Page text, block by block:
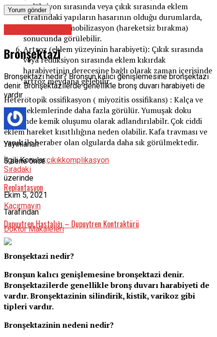
redüksiyon sırasında veya çıkık sırasında eklem
etrafındaki yapıların hasarının olduğu durumlarda,
uzun süre immobilizasyon (hareketsiz bırakma)
sonucunda görülebilir.
Artroz (eklem yüzeyinin harabiyeti): Çıkık sırasında
veya redüksiyon sırasında eklem kıkırdak
harabiyetinin derecesine bağlı olarak zaman içerisinde
artroz meydana gelebilir.
Heterotopik ossifikasyon ( miyozitis ossifikans) : Kalça ve
dirsek eklemlerinde daha fazla görülür. Yumuşak doku
içerisinde kemik oluşumu olarak adlandırılabilr. Çok ciddi
eklem hareket kısıtlılığına neden olabilir. Kafa travması ve
yanık ile beraber olan olgularda daha sık görülmektedir.
İlgili Konular:çıkıkkomplikasyon
Sıradaki
Replantasyon
Kaçırmayın
Dupuytren Hastalığı – Dupuytren Kontraktürü
Bronşektazi
Bronşektazi nedir? Bronşun kalıcı genişlemesine bronşektazi
denir. Bronşektazilerde genellikle bronş duvarı harabiyeti de
vardır …
Yayınlanan
5 sene önce
üzerinde
Ekim 5, 2021
Tarafından
Doktor Makaleleri
Bronşektazi nedir?
Bronşun kalıcı genişlemesine bronşektazi denir.
Bronşektazilerde genellikle bronş duvarı harabiyeti de
vardır. Bronşektazinin silindirik, kistik, varikoz gibi
tipleri vardır.
Bronşektazinin nedeni nedir?